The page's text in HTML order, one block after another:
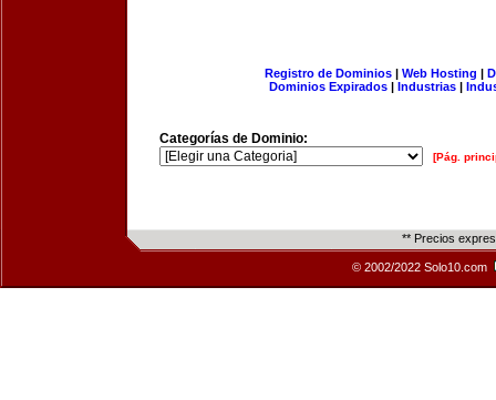
Registro de Dominios| Web Hosting |
Dominios Expirados | Industrias |
Categorías de Dominio:
[Pág.
** Precios
© 2002/2022 Solo10.com